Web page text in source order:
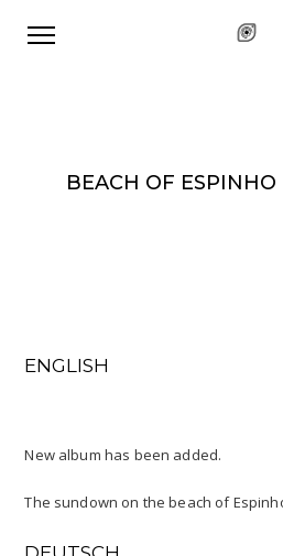
BEACH OF
ENGLISH
New album has been added.
The sundown on the beach of